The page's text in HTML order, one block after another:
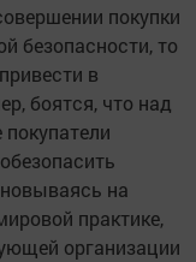
покупки
безопасности, то
в
боятся, что над
на
практике,
организации